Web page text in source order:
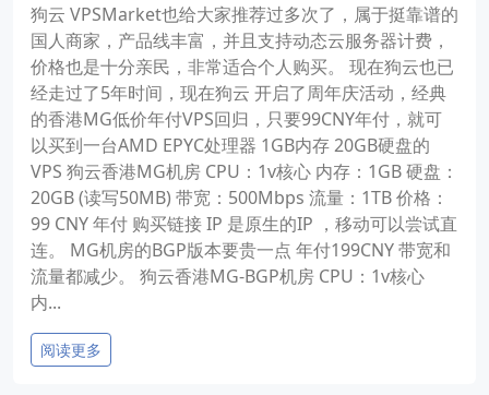
狗云 VPSMarket也给大家推荐过多次了，属于挺靠谱的
国人商家，产品线丰富，并且支持动态云服务器计费，
价格也是十分亲民，非常适合个人购买。 现在狗云也已
经走过了5年时间，现在狗云 开启了周年庆活动，经典
的香港MG低价年付VPS回归，只要99CNY年付，就可
以买到一台AMD EPYC处理器 1GB内存 20GB硬盘的
VPS 狗云香港MG机房 CPU：1v核心 内存：1GB 硬盘：
20GB (读写50MB) 带宽：500Mbps 流量：1TB 价格：
99 CNY 年付 购买链接 IP 是原生的IP ，移动可以尝试直
连。 MG机房的BGP版本要贵一点 年付199CNY 带宽和
流量都减少。 狗云香港MG-BGP机房 CPU：1v核心
内...
阅读更多